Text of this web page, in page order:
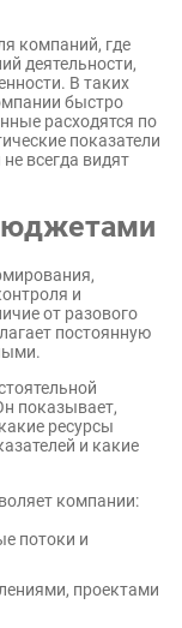
компаний, где
деятельности,
В таких
быстро
расходятся по
показатели
всегда видят
и
от разового
постоянную
показывает,
ресурсы
и какие
компании:
потоки и
проектами